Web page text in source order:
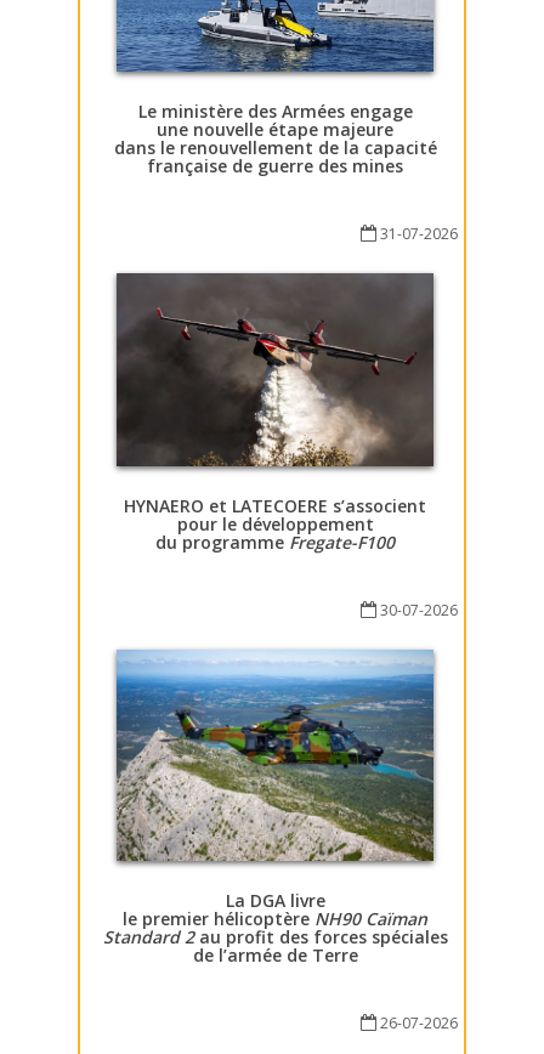
Le ministère des Armées engage
une nouvelle étape majeure
dans le renouvellement de la capacité
française de guerre des mines
31-07-2026
HYNAERO et LATECOERE s’associent
pour le développement
du programme Fregate-F100
30-07-2026
La DGA livre
le premier hélicoptère NH90 Caïman
Standard 2au profit des forces spéciales
de l’armée de Terre
26-07-2026